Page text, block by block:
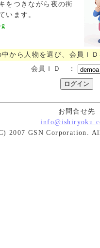
をつきながら夜の街
います。
中から人物を選び、会員Ｉ
会員ＩＤ ：
お問合せ先
2007 GSN Corporation.